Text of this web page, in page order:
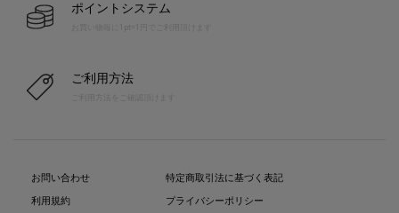
ポイントシステム
お買い物毎に1pt=1円でご利用頂けます
ご利用方法
お問い合わせ
利用規約
特定商取引法に基づく表記
プライバシーポリシー